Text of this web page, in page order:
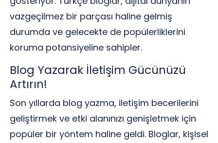
vazgeçilmez bir parçası haline gelmiş
durumda ve gelecekte de popülerliklerini
koruma potansiyeline sahipler.
Blog Yazarak İletişim Gücünüzü
Artırın!
Son yıllarda blog yazma, iletişim becerilerini
geliştirmek ve etki alanınızı genişletmek için
popüler bir yöntem haline geldi. Bloglar, kişisel